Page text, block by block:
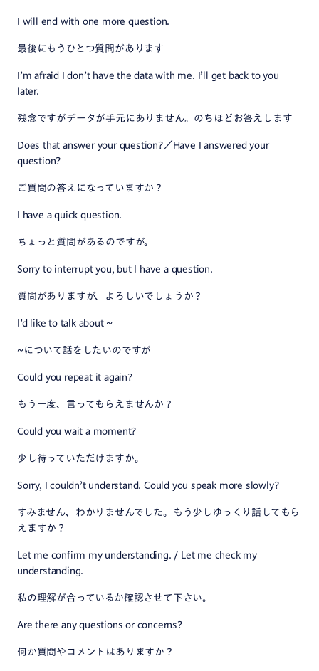
I will end with one more question.
最後にもうひとつ質問があります
I’m afraid I don’t have the data with me. I’ll get back to you
later.
残念ですがデータが手元にありません。のちほどお答えします
Does that answer your question?／Have I answered your
question?
ご質問の答えになっていますか？
I have a quick question.
ちょっと質問があるのですが。
Sorry to interrupt you, but I have a question.
質問がありますが、よろしいでしょうか？
I’d like to talk about ~
~について話をしたいのですが
Could you repeat it again?
もう一度、言ってもらえませんか？
Could you wait a moment?
少し待っていただけますか。
Sorry, I couldn’t understand. Could you speak more slowly?
すみません、わかりませんでした。もう少しゆっくり話してもら
えますか？
Let me confirm my understanding. / Let me check my
understanding.
私の理解が合っているか確認させて下さい。
Are there any questions or concerns?
何か質問やコメントはありますか？